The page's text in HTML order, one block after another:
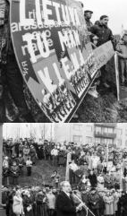
Vlado
Sinagogos
Didžioji
Žydų
Žydų
sinagoga